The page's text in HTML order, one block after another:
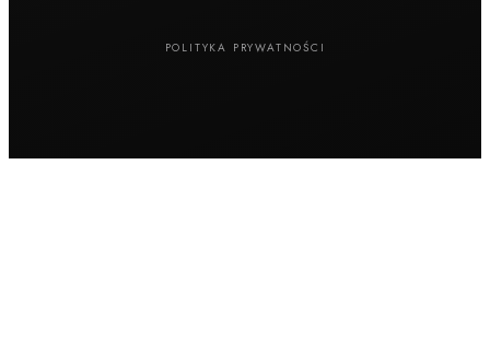
POLITYKA PRYWATNOŚCI